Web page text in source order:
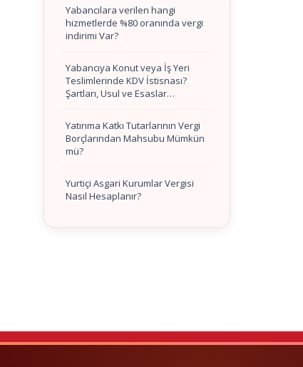
Yabancılara verilen hangi
hizmetlerde %80 oranında vergi
indirimi Var?
Yabancıya Konut veya İş Yeri
Teslimlerinde KDV İstisnası?
Şartları, Usul ve Esaslar…
Yatırıma Katkı Tutarlarının Vergi
Borçlarından Mahsubu Mümkün
mü?
Yurtiçi Asgari Kurumlar Vergisi
Nasıl Hesaplanır?